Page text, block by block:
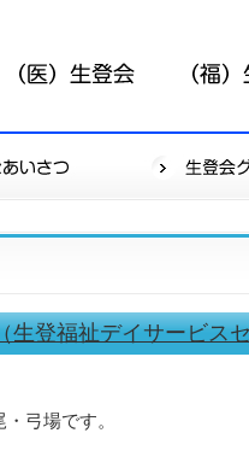
生登福祉デイサービス
弓場です。